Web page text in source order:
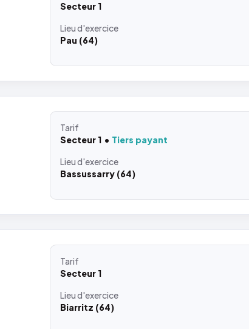
Secteur 1
Lieud'exercice
Pau (64)
Tarif
Secteur 1
Tiers payant
Lieud'exercice
Bassussarry (64)
Tarif
Secteur 1
Lieud'exercice
Biarritz (64)